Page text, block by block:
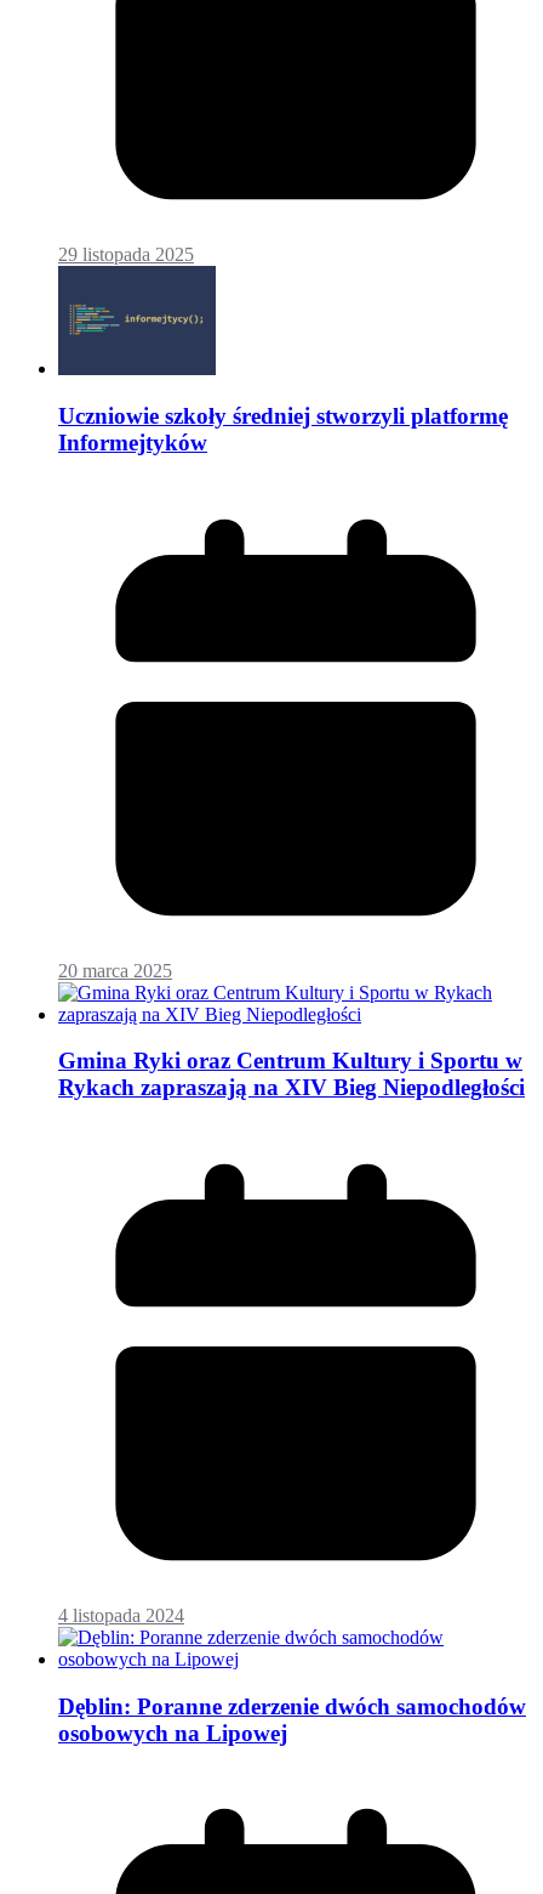
29 listopada 2025
Uczniowie szkoły średniej stworzyli platformę
Informejtyków
20 marca 2025
Gmina Ryki oraz Centrum Kultury i Sportu w
Rykach zapraszają na XIV Bieg Niepodległości
4 listopada 2024
Dęblin: Poranne zderzenie dwóch samochodów
osobowych na Lipowej